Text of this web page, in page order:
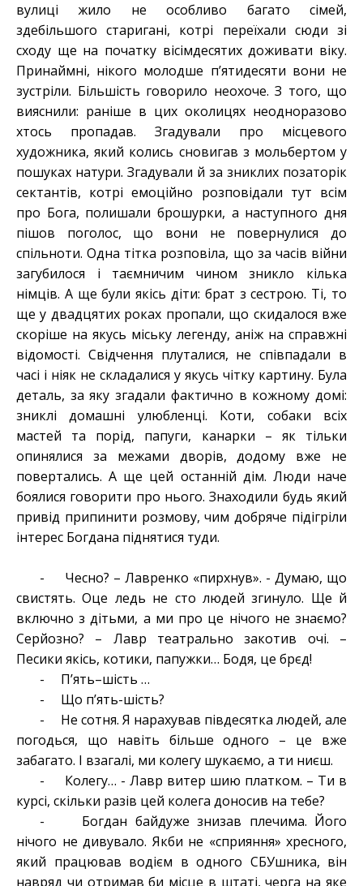
вулиці жило не особливо багато сімей,
здебільшого старигані, котрі переїхали сюди зі
сходу ще на початку вісімдесятих доживати віку.
Принаймні, нікого молодше п’ятидесяти вони не
зустріли. Більшість говорило неохоче. З того, що
вияснили: раніше в цих околицях неодноразово
хтось пропадав. Згадували про місцевого
художника, який колись сновигав з мольбертом у
пошуках натури. Згадували й за зниклих позаторік
сектантів, котрі емоційно розповідали тут всім
про Бога, полишали брошурки, а наступного дня
пішов поголос, що вони не повернулися до
спільноти. Одна тітка розповіла, що за часів війни
загубилося і таємничим чином зникло кілька
німців. А ще були якісь діти: брат з сестрою. Ті, то
ще у двадцятих роках пропали, що скидалося вже
скоріше на якусь міську легенду, аніж на справжні
відомості. Свідчення плуталися, не співпадали в
часі і ніяк не складалися у якусь чітку картину. Була
деталь, за яку згадали фактично в кожному домі:
зниклі домашні улюбленці. Коти, собаки всіх
мастей та порід, папуги, канарки – як тільки
опинялися за межами дворів, додому вже не
повертались. А ще цей останній дім. Люди наче
боялися говорити про нього. Знаходили будь який
привід припинити розмову, чим добряче підігріли
інтерес Богдана піднятися туди.
- Чесно? – Лавренко «пирхнув». - Думаю, що
свистять. Оце ледь не сто людей згинуло. Ще й
включно з дітьми, а ми про це нічого не знаємо?
Серйозно? – Лавр театрально закотив очі. –
Песики якісь, котики, папужки… Бодя, це брєд!
- П’ять–шість …
- Що п’ять-шість?
- Не сотня. Я нарахував півдесятка людей, але
погодься, що навіть більше одного – це вже
забагато. І взагалі, ми колегу шукаємо, а ти ниєш.
- Колегу… - Лавр витер шию платком. – Ти в
курсі, скільки разів цей колега доносив на тебе?
- Богдан байдуже знизав плечима. Його
нічого не дивувало. Якби не «сприяння» хресного,
який працював водієм в одного СБУшника, він
навряд чи отримав би місце в штаті, черга на яке